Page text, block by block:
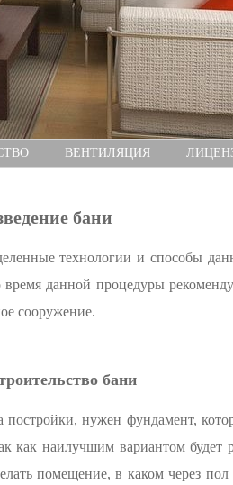
ВЕНТИЛЯЦИЯ
бани
технологии и способы
данной процедуры
сооружение.
бани
постройки, нужен фундамент,
как наилучшим вариантом будет
помещение, в каком через пол